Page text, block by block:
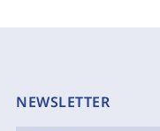
NEWSLETTER